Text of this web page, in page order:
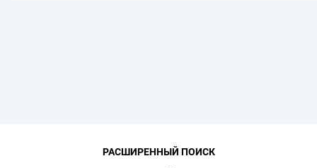
РАСШИРЕННЫЙ ПОИСК